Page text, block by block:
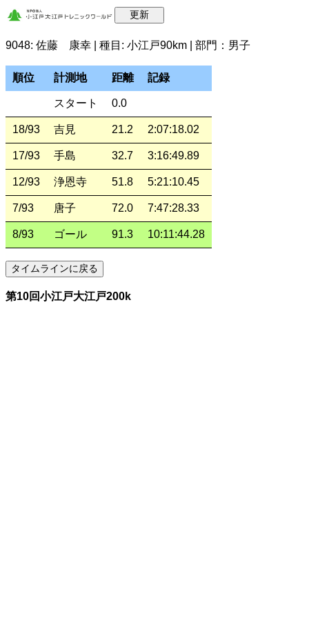
9048: 佐藤 康幸 | 種目: 小江戸90km | 部門：男子
順位 計測地 距離 記録
スタート 0.0
18/93 吉見 21.2 2:07:18.02
17/93 手島 32.7 3:16:49.89
12/93 浄恩寺 51.8 5:21:10.45
7/93 唐子 72.0 7:47:28.33
8/93 ゴール 91.3 10:11:44.28
第10回小江戸大江戸200k